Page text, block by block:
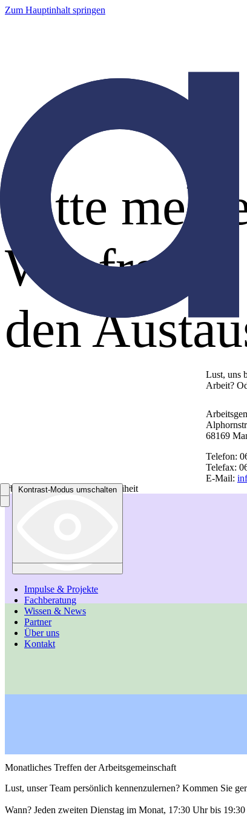
Arbeitsgemeinschaft Barrierefreiheit
Impulse & Projekte
Fachberatung
Wissen & News
Partner
Über uns
Kontakt
Kontrast-Modus umschalten
Impulse & Projekte
Fachberatung
Wissen & News
Partner
Über uns
Kontakt
Zum Hauptinhalt springen
Bitte
Wir freuen
den
Lust, uns
Arbeit?
68169
Telefon:
Telefax:
E-Mail:
Monatliches Treffen der Arbeitsgemeinschaft
Lust, unser Team persönlich kennenzulernen? Kommen Sie
Wann? Jeden zweiten Dienstag im Monat, 17:30 Uhr bis